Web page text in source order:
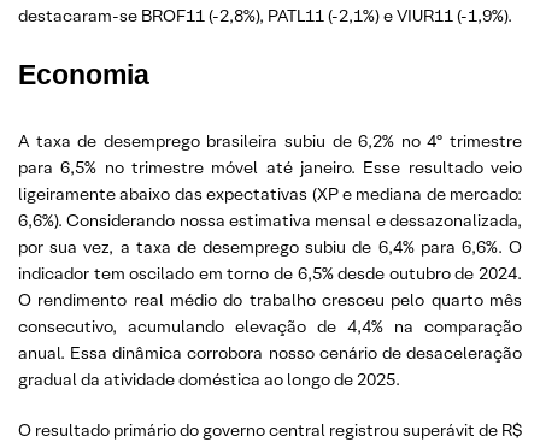
destacaram-se BROF11 (-2,8%), PATL11 (-2,1%) e VIUR11 (-1,9%).
Economia
A taxa de desemprego brasileira subiu de 6,2% no 4º trimestre
para 6,5% no trimestre móvel até janeiro. Esse resultado veio
ligeiramente abaixo das expectativas (XP e mediana de mercado:
6,6%). Considerando nossa estimativa mensal e dessazonalizada,
por sua vez, a taxa de desemprego subiu de 6,4% para 6,6%. O
indicador tem oscilado em torno de 6,5% desde outubro de 2024.
O rendimento real médio do trabalho cresceu pelo quarto mês
consecutivo, acumulando elevação de 4,4% na comparação
anual. Essa dinâmica corrobora nosso cenário de desaceleração
gradual da atividade doméstica ao longo de 2025.
O resultado primário do governo central registrou superávit de R$